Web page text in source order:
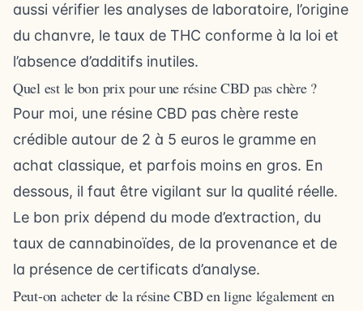
aussi vérifier les analyses de laboratoire, l’origine
du chanvre, le taux de THC conforme à la loi et
l’absence d’additifs inutiles.
Quel est le bon prix pour une résine CBD pas chère ?
Pour moi, une résine CBD pas chère reste
crédible autour de 2 à 5 euros le gramme en
achat classique, et parfois moins en gros. En
dessous, il faut être vigilant sur la qualité réelle.
Le bon prix dépend du mode d’extraction, du
taux de cannabinoïdes, de la provenance et de
la présence de certificats d’analyse.
Peut-on acheter de la résine CBD en ligne légalement en